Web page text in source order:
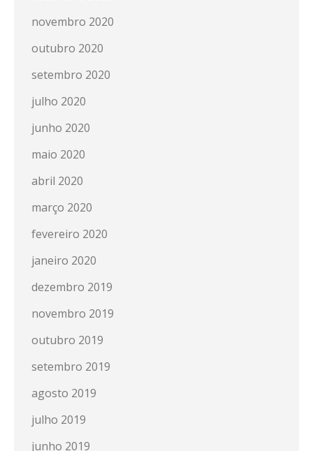
novembro 2020
outubro 2020
setembro 2020
julho 2020
junho 2020
maio 2020
abril 2020
março 2020
fevereiro 2020
janeiro 2020
dezembro 2019
novembro 2019
outubro 2019
setembro 2019
agosto 2019
julho 2019
junho 2019